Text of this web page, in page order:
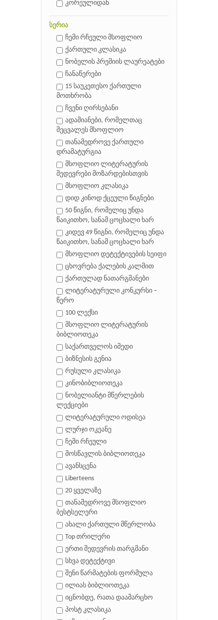
კორეულიდან
სერია
ჩემი რჩეული მსოფლიო
ქართული კლასიკა
ნობელის პრემიის ლაურეატები
ჩანაწერები
15 საუკეთესო ქართული
მოთხრობა
ჩვენი ღირსებანი
ადამიანები, რომელთაც
შეცვალეს მსოფლიო
თანამედროვე ქართული
დრამატურგია
მსოფლიო ლიტერატურის
შედევრები მოზარდებისთვის
მსოფლიო კლასიკა
დიდ კინოდ ქცეული წიგნები
50 წიგნი, რომელიც უნდა
წაიკითხო, სანამ ცოცხალი ხარ
კიდევ 49 წიგნი, რომელიც უნდა
წაიკითხო, სანამ ცოცხალი ხარ
მსოფლიო დეტექტივების სეიფი
ცხოვრება ქალების კალმით
ქართულად ნათარგმანები
ლიტერატურული კონკურსი –
წერო
100 ლექსი
მსოფლიო ლიტერატურის
ბიბლიოთეკა
საქართველოს იმედი
ბიზნესის გენია
რუსული კლასიკა
კინობიბლიოთეკა
ნობელიანტი მწერლების
ლექციები
ლიტერატურული ოდისეა
ლურჯი ოკეანე
ჩემი რჩეული
მოსწავლის ბიბლიოთეკა
ავანსცენა
Liberteens
20 ყველაზე
თანამედროვე მსოფლიო
ბესტსელერი
ახალი ქართული მწერლობა
Top თრილერი
ერთი შედევრის თარგმანი
სხვა დეტექტივი
შენი წარმატების ფორმულა
ილიას ბიბლიოთეკა
იცნობდე, რათა დაამარცხო
პოსტ კლასიკა